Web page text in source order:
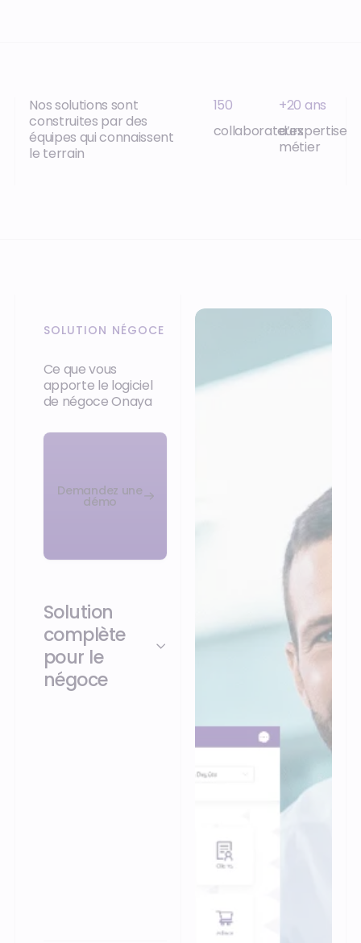
Nos solutions sont
construites par des
équipes qui connaissent
le terrain
150
collaborateurs
+20 ans
d’expertise
métier
SOLUTION NÉGOCE
Ce que vous
apporte le logiciel
de négoce Onaya
Demandez une
démo
Solution
complète
pour le
négoce